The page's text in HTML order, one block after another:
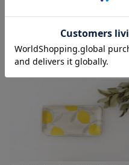
型打ちリム6寸皿 つる花紋泉山釉
7,000円(税込7,700円)